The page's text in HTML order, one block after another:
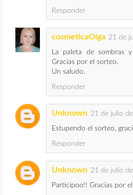
Responder
cosmeticaOlga 21 de
La paleta de sombras
Gracias por el sorteo.
Un saludo.
Responder
Unknown 21 de julio
Estupendo el sorteo,
Responder
Unknown 21 de julio
Participoo!! Gracias por